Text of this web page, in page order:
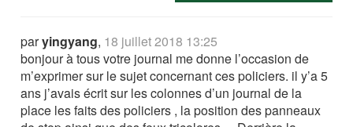
paryingyang, 18 juillet 2018 13:25
bonjour à tous votre journal me donne l’occasion de
m’exprimer sur le sujet concernant ces policiers. il y’a 5
ans j’avais écrit sur les colonnes d’un journal de la
place les faits des policiers , la position des panneaux